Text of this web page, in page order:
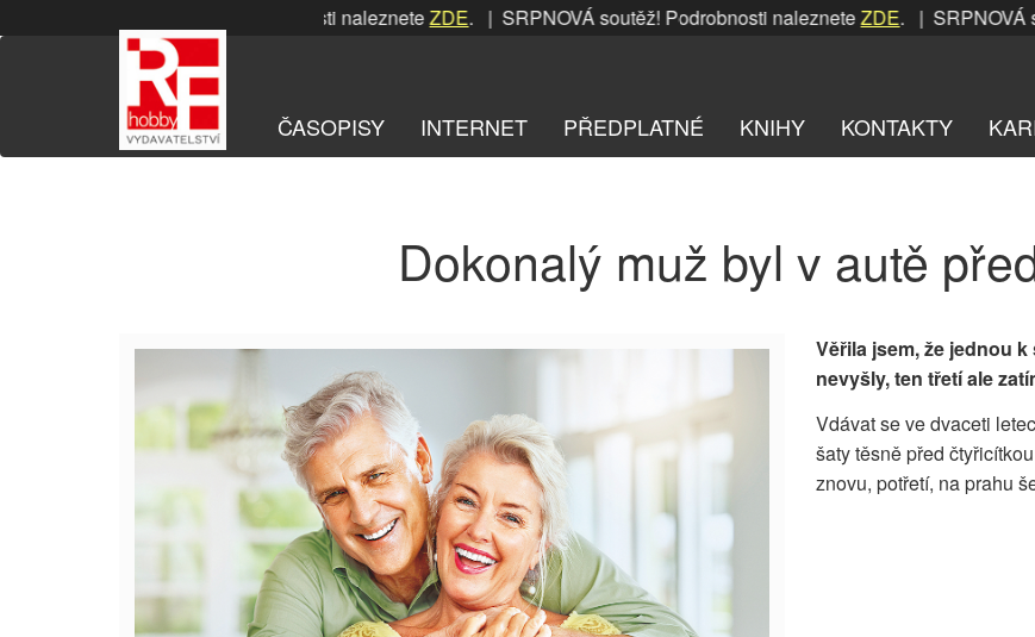
na
SRPNOVÁ soutěž! Podrobnosti nalezneteZDE. | SRPNOVÁ soutěž! Podrobnosti nalezneteZDE. | SRPNOVÁ
ČASOPISY INTERNET PŘEDPLATNÉ KNIHY KONTAKTY
Dokonalý muž byl v autě
Věřila jsem, že jednou
nevyšly, ten třetí ale
Vdávat se ve dvaceti
šaty těsně před
znovu, potřetí, na prahu